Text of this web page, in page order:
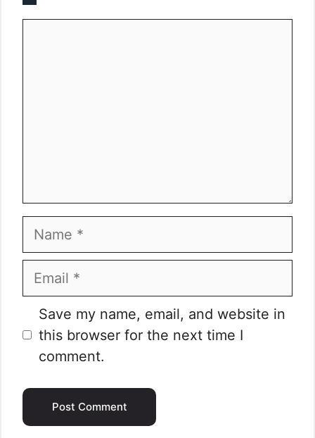
Name
Email
Website
Save my name, email, and website in
this browser for the next time I
comment.